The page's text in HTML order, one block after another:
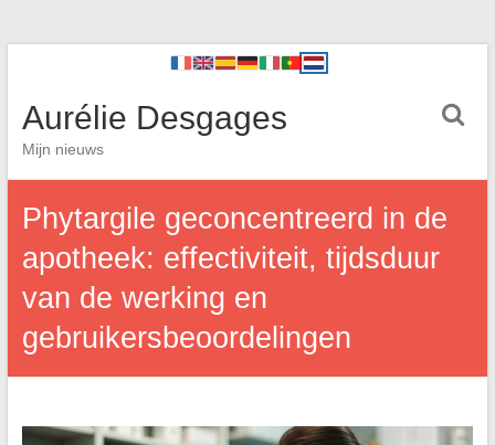
Aurélie Desgages
Mijn nieuws
Phytargile geconcentreerd in de
apotheek: effectiviteit, tijdsduur
van de werking en
gebruikersbeoordelingen